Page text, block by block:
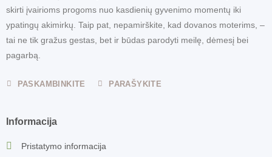
skirti įvairioms progoms nuo kasdienių gyvenimo momentų iki
ypatingų akimirkų. Taip pat, nepamirškite, kad dovanos moterims, –
tai ne tik gražus gestas, bet ir būdas parodyti meilę, dėmesį bei
pagarbą.
PASKAMBINKITE PARAŠYKITE
Informacija
Pristatymo informacija